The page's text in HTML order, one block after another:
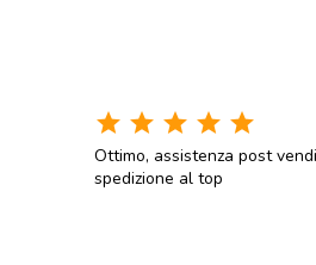
star star star star star
Ottimo, assistenza post
spedizione al top